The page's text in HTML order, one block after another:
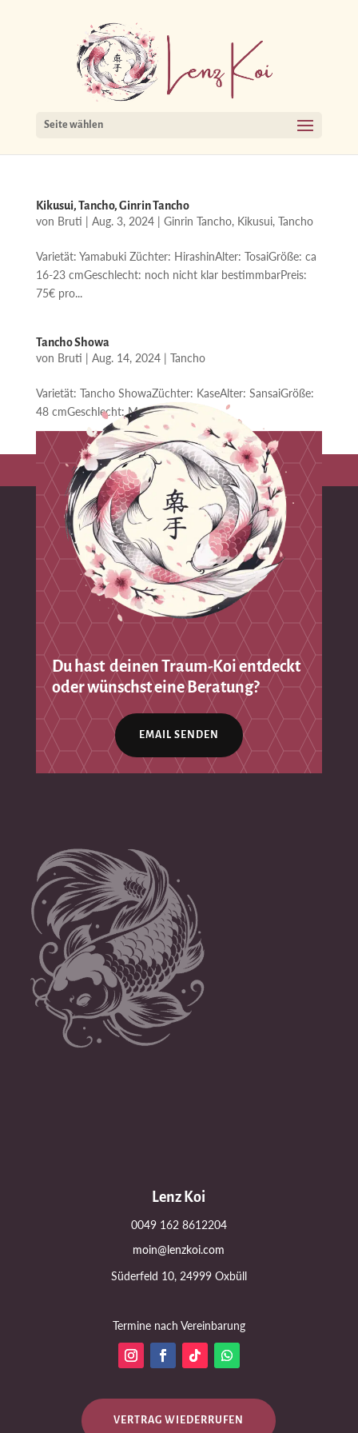
Seite wählen
Kikusui, Tancho, Ginrin Tancho
von Bruti | Aug. 3, 2024| Ginrin Tancho, Kikusui, Tancho
Varietät: Yamabuki Züchter: HirashinAlter: TosaiGröße: ca
16-23 cmGeschlecht: noch nicht klar bestimmbarPreis:
75€ pro...
Tancho Showa
von Bruti | Aug. 14, 2024| Tancho
Varietät: Tancho ShowaZüchter: KaseAlter: SansaiGröße:
48 cmGeschlecht: MalePreis: 600 € ...
Du hast deinen Traum-Koi entdeckt
oder wünschst eine Beratung?
EMAIL SENDEN
Lenz Koi
0049 162 8612204
moin@lenzkoi.com
Süderfeld 10, 24999 Oxbüll
Termine nach Vereinbarung
VERTRAG WIEDERRUFEN